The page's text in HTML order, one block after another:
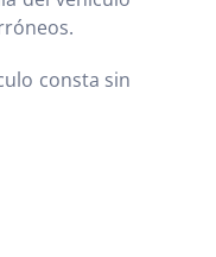
consta sin